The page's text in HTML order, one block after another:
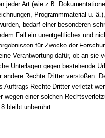
jeder Art (wie z.B.
Programmmaterial u.
bedarf einer besonderen
Fall ein unentgeltliches und
für Zwecke der
Verantwortung dafür, ob an sie
Unterlagen gegen bestehende
andere Rechte Dritter verstoßen.
Auftrags Rechte Dritter verletzt
wegen einer solchen
bleibt unberührt.